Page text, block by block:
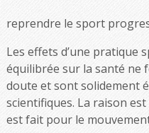
reprendre le sport
Les effets d’une pratique
équilibrée sur la santé ne
doute et sont solidement
scientifiques. La raison
est fait pour le